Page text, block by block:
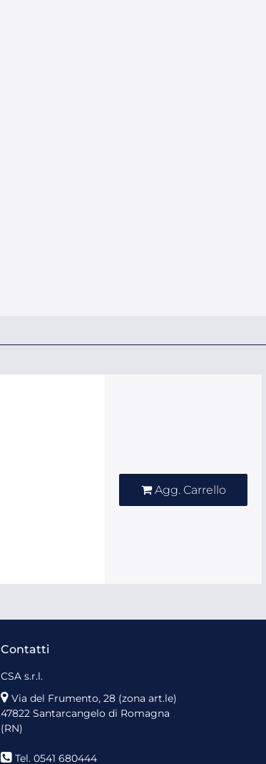
Agg. Carrello
Contatti
CSA s.r.l.
Via del Frumento, 28 (zona art.le)
47822 Santarcangelo di Romagna
(RN)
Tel. 0541 680444